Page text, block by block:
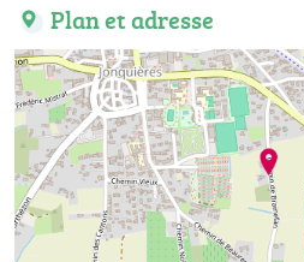
Plan et adresse